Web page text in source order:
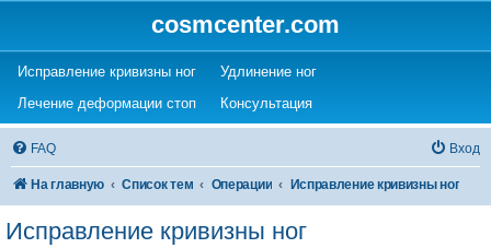
cosmcenter.com
Исправление кривизны ног(Opens a new tab)
Удлинение ног(Opens a new tab)
Лечение деформации стоп(Opens a new tab)
Консультация(Opens a new tab)
FAQ Вход
На главную Список тем Операции Исправление кривизны ног
Исправление кривизны ног